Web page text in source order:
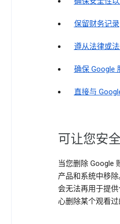
保留财务记录
遵从法律或
确保 Google
直接与
可让您安
当您删除 Google
产品和系统中移
会无法再用于提
心删除某个观看过